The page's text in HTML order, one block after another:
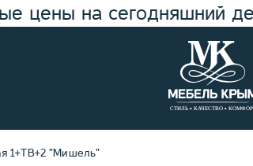
цены на сегодняшний
1+ТВ+2 "Мишель"